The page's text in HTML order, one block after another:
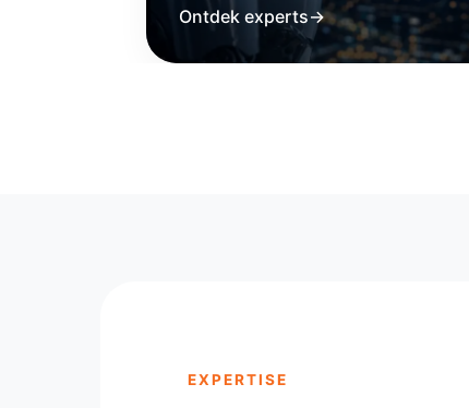
Ontdek experts→
EXPERTISE